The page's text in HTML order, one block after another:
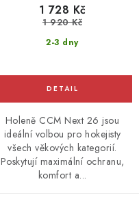
2-3 dny
1 728 Kč
1 920 Kč
Holeně CCM Next 26 jsou
ideální volbou pro hokejisty
všech věkových kategorií.
Poskytují maximální ochranu,
komfort a...